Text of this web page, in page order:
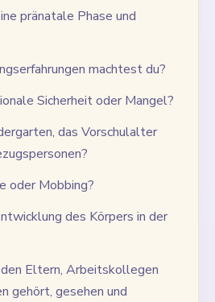
pränatale Phase und
machtest du?
Sicherheit oder Mangel?
das Vorschulalter
oder Mobbing?
des Körpers in der
Eltern, Arbeitskollegen
gehört, gesehen und